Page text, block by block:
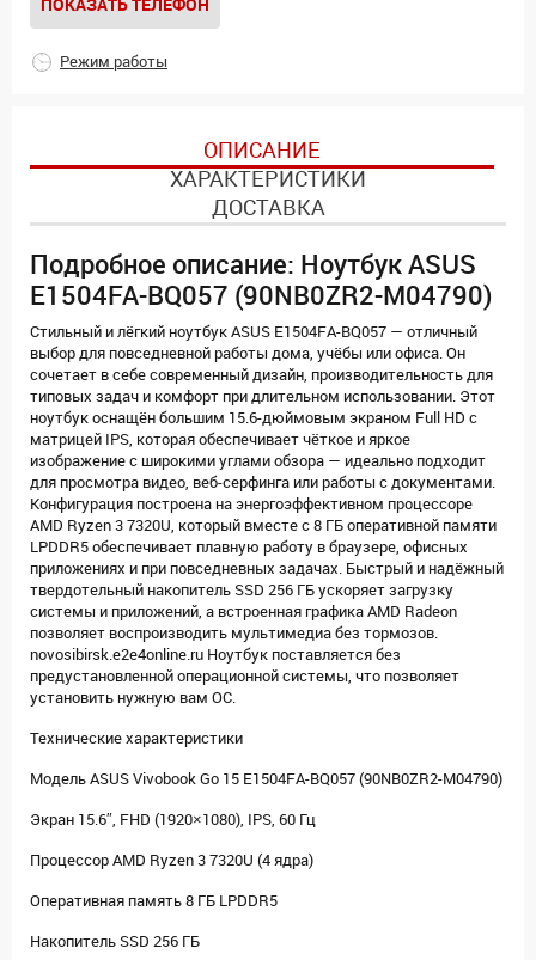
ПОКАЗАТЬ ТЕЛЕФОН
Режим работы
ОПИСАНИЕ
ХАРАКТЕРИСТИКИ
ДОСТАВКА
Подробное описание: Ноутбук ASUS
E1504FA-BQ057 (90NB0ZR2-M04790)
Стильный и лёгкий ноутбук ASUS E1504FA-BQ057 — отличный
выбор для повседневной работы дома, учёбы или офиса. Он
сочетает в себе современный дизайн, производительность для
типовых задач и комфорт при длительном использовании. Этот
ноутбук оснащён большим 15.6-дюймовым экраном Full HD с
матрицей IPS, которая обеспечивает чёткое и яркое
изображение с широкими углами обзора — идеально подходит
для просмотра видео, веб-серфинга или работы с документами.
Конфигурация построена на энергоэффективном процессоре
AMD Ryzen 3 7320U, который вместе с 8 ГБ оперативной памяти
LPDDR5 обеспечивает плавную работу в браузере, офисных
приложениях и при повседневных задачах. Быстрый и надёжный
твердотельный накопитель SSD 256 ГБ ускоряет загрузку
системы и приложений, а встроенная графика AMD Radeon
позволяет воспроизводить мультимедиа без тормозов.
novosibirsk.e2e4online.ru Ноутбук поставляется без
предустановленной операционной системы, что позволяет
установить нужную вам ОС.
Технические характеристики
Модель ASUS Vivobook Go 15 E1504FA-BQ057 (90NB0ZR2-M04790)
Экран 15.6″, FHD (1920×1080), IPS, 60 Гц
Процессор AMD Ryzen 3 7320U (4 ядра)
Оперативная память 8 ГБ LPDDR5
Накопитель SSD 256 ГБ